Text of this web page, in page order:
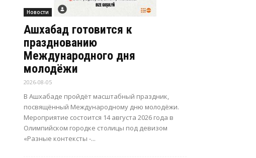
Новости
Ашхабад готовится к
празднованию
Международного дня
молодёжи
2026-08-05
В Ашхабаде пройдёт масштабный праздник,
посвящённый Международному дню молодёжи.
Мероприятие состоится 14 августа 2026 года в
Олимпийском городке столицы под девизом
«Разные контексты -...